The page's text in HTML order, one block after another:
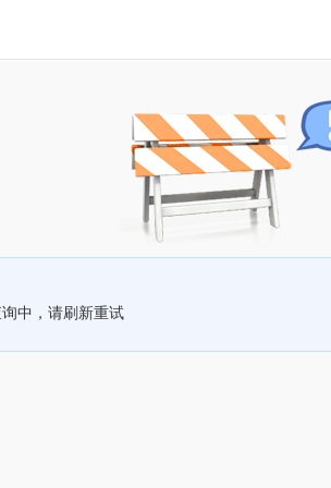
中，请刷新重试